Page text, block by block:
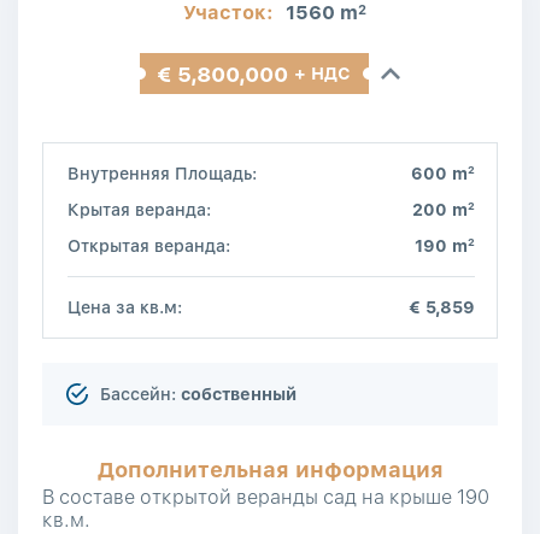
Участок: 1560 m2
€ 5,800,000 + НДС
Внутренняя Площадь: 600 m2
Крытая веранда: 200 m2
Открытая веранда: 190 m2
Цена за кв.м: € 5,859
Бассейн: собственный
Дополнительная информация
В составе открытой веранды сад на крыше 190
кв.м.